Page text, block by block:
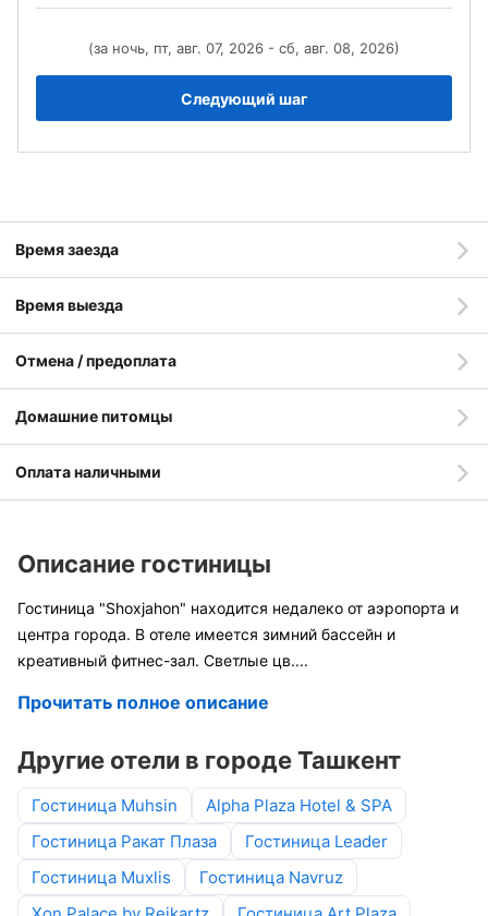
(за ночь, пт, авг. 07, 2026 - сб, авг. 08, 2026)
Следующий шаг
Время заезда
Время выезда
Отмена / предоплата
Домашние питомцы
Оплата наличными
Описание гостиницы
Гостиница "Shoxjahon" находится недалеко от аэропорта и
центра города. В отеле имеется зимний бассейн и
креативный фитнес-зал. Светлые цв....
Прочитать полное описание
Другие отели в городе Ташкент
Гостиница Muhsin
Alpha Plaza Hotel & SPA
Гостиница Ракат Плаза
Гостиница Leader
Гостиница Muxlis
Гостиница Navruz